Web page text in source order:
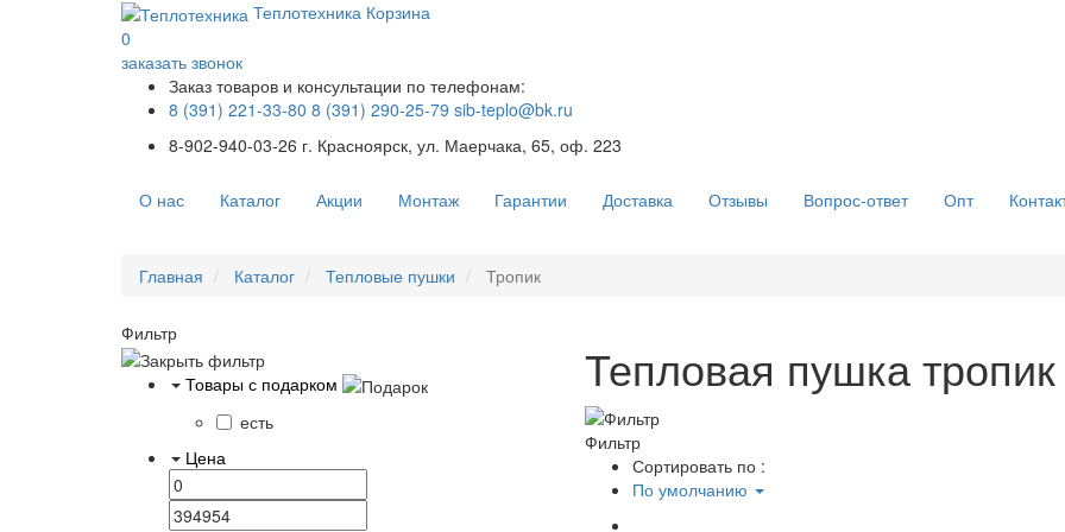
Теплотехника Корзина
0
заказать звонок
Заказ товаров и консультации по телефонам:
8 (391) 221-33-80 8 (391) 290-25-79 sib-teplo@bk.ru
8-902-940-03-26 г. Красноярск, ул. Маерчака, 65, оф. 223
О нас Каталог Акции Монтаж Гарантии Доставка Отзывы Вопрос-ответ Опт
Главная Каталог Тепловые пушки Тропик
Фильтр
Товары с подарком
есть
Цена
Тепловая пушка тропик
Фильтр
Сортировать по :
По умолчанию